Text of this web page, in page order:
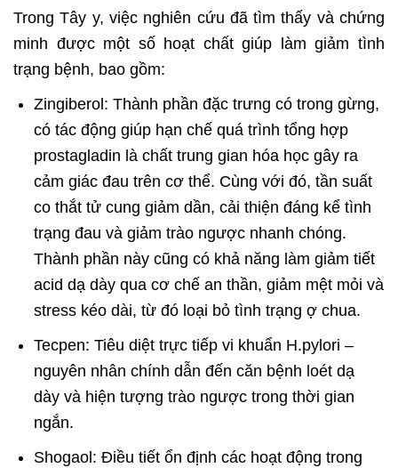
Trong Tây y, việc nghiên cứu đã tìm thấy và chứng
minh được một số hoạt chất giúp làm giảm tình
trạng bệnh, bao gồm:
Zingiberol: Thành phần đặc trưng có trong gừng,
có tác động giúp hạn chế quá trình tổng hợp
prostagladin là chất trung gian hóa học gây ra
cảm giác đau trên cơ thể. Cùng với đó, tần suất
co thắt tử cung giảm dần, cải thiện đáng kể tình
trạng đau và giảm trào ngược nhanh chóng.
Thành phần này cũng có khả năng làm giảm tiết
acid dạ dày qua cơ chế an thần, giảm mệt mỏi và
stress kéo dài, từ đó loại bỏ tình trạng ợ chua.
Tecpen: Tiêu diệt trực tiếp vi khuẩn H.pylori –
nguyên nhân chính dẫn đến căn bệnh loét dạ
dày và hiện tượng trào ngược trong thời gian
ngắn.
Shogaol: Điều tiết ổn định các hoạt động trong